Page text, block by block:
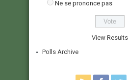
Ne se prononce pas
View Results
Polls Archive